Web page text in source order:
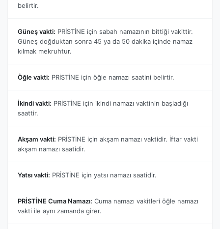
belirtir.
Güneş vakti: PRİSTİNE için sabah namazının bittiği vakittir.
Güneş doğduktan sonra 45 ya da 50 dakika içinde namaz
kılmak mekruhtur.
Öğle vakti: PRİSTİNE için öğle namazı saatini belirtir.
İkindi vakti: PRİSTİNE için ikindi namazı vaktinin başladığı
saattir.
Akşam vakti: PRİSTİNE için akşam namazı vaktidir. İftar vakti
akşam namazı saatidir.
Yatsı vakti: PRİSTİNE için yatsı namazı saatidir.
PRİSTİNE Cuma Namazı: Cuma namazı vakitleri öğle namazı
vakti ile aynı zamanda girer.